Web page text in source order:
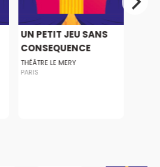
UN PETIT JEU SANS
CONSEQUENCE
THÉÂTRE LE MERY
PARIS